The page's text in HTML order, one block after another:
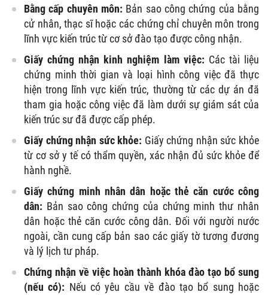
Bằng cấp chuyên môn: Bản sao công chứng của bằng
cử nhân, thạc sĩ hoặc các chứng chỉ chuyên môn trong
lĩnh vực kiến trúc từ cơ sở đào tạo được công nhận.
Giấy chứng nhận kinh nghiệm làm việc: Các tài liệu
chứng minh thời gian và loại hình công việc đã thực
hiện trong lĩnh vực kiến trúc, thường từ các dự án đã
tham gia hoặc công việc đã làm dưới sự giám sát của
kiến trúc sư đã được cấp phép.
Giấy chứng nhận sức khỏe: Giấy chứng nhận sức khỏe
từ cơ sở y tế có thẩm quyền, xác nhận đủ sức khỏe để
hành nghề.
Giấy chứng minh nhân dân hoặc thẻ căn cước công
dân: Bản sao công chứng của chứng minh thư nhân
dân hoặc thẻ căn cước công dân. Đối với người nước
ngoài, cần cung cấp bản sao các giấy tờ tương đương
và lý lịch tư pháp.
Chứng nhận về việc hoàn thành khóa đào tạo bổ sung
(nếu có): Nếu có yêu cầu về đào tạo bổ sung hoặc